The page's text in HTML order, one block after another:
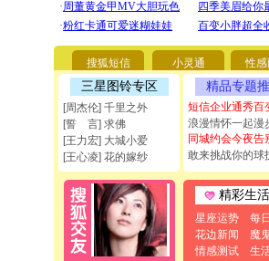
搜狐短信 小灵通 性感
三星图铃专区
[周杰伦] 千里之外
[誓 言] 求佛
[王力宏] 大城小爱
[王心凌] 花的嫁纱
精品专题
短信企业通秀百
浪漫情怀一起漫
同城约会今夜告
敢来挑战你的球
精彩生活
星座运势
每
花边新闻
魔
情感测试
生